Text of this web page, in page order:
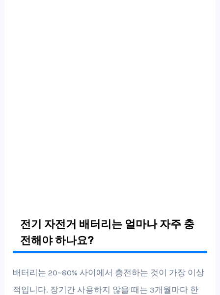
전기 자전거 배터리는 얼마나 자주 충
전해야 하나요?
배터리는 20~80% 사이에서 충전하는 것이 가장 이상
적입니다. 장기간 사용하지 않을 때는 3개월마다 한